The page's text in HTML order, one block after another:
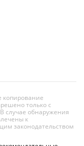
только с
случае обнаружения
к
законодательством